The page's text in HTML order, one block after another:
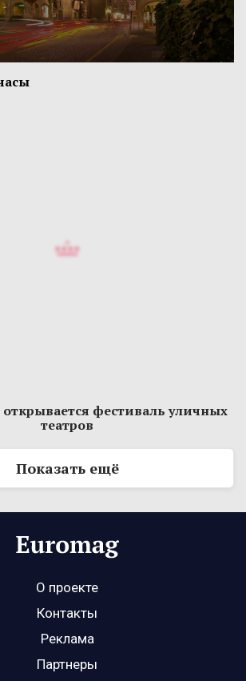
фестиваль уличных
театров
Показать ещё
О проекте
Контакты
Реклама
Партнеры